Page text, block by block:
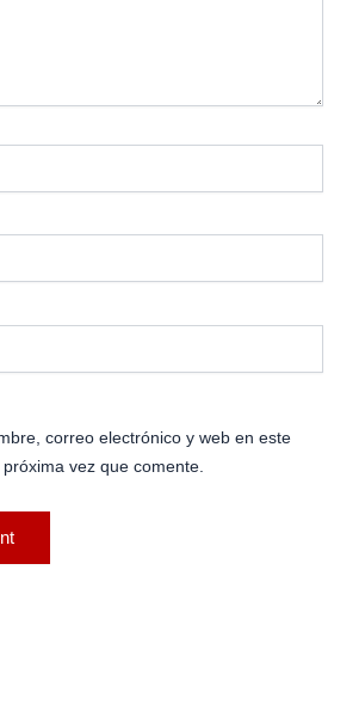
correo electrónico y web en este
vez que comente.